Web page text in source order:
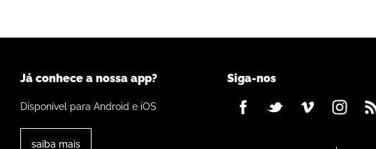
Já conhece a nossa app?
Disponível para Android e iOS
saiba mais
Siga-nos